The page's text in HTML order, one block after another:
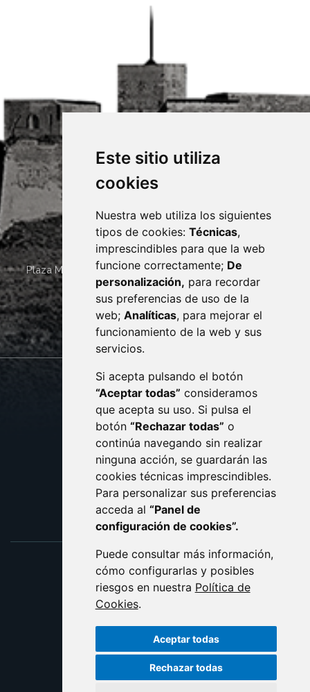
Este sitio utiliza
cookies
Nuestra web utiliza los siguientes
tipos de cookies: Técnicas,
imprescindibles para que la web
funcione correctamente; De
personalización, para recordar
sus preferencias de uso de la
web; Analíticas, para mejorar el
funcionamiento de la web y sus
servicios.
Si acepta pulsando el botón
“Aceptar todas” consideramos
que acepta su uso. Si pulsa el
botón “Rechazar todas” o
continúa navegando sin realizar
ninguna acción, se guardarán las
cookies técnicas imprescindibles.
Para personalizar sus preferencias
acceda al “Panel de
configuración de cookies”.
Puede consultar más información,
cómo configurarlas y posibles
riesgos en nuestra Política de
Cookies.
Aceptar todas
Rechazar todas
Plaza Mayor 4 22400 MONZÓN - ARAGÓN (ESPAÑA)
· (34) 974 400 700 ·
sac@monzon.es
monzon.es
CONTACTO
AVISO LEGAL
PROTECCIÓN DE DATOS
POLÍTICA DE COOKIES
ACCESIBILIDAD
ENLACE EXTERNO AL